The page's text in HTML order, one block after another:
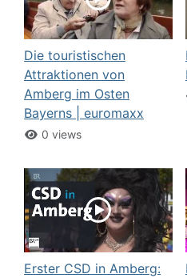
Die touristischen
Attraktionen von
Amberg im Osten
Bayerns | euromaxx
0 views
Erster CSD in Amberg: